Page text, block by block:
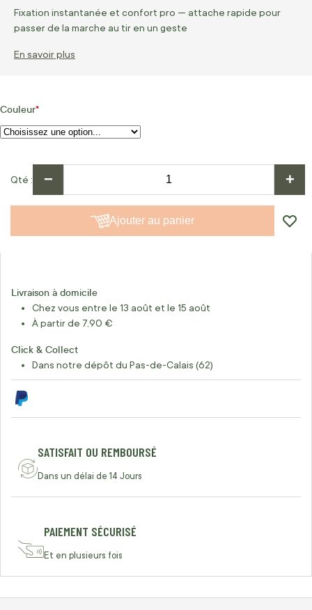
Fixation instantanée et confort pro — attache rapide pour
passer de la marche au tir en un geste
En savoir plus
Couleur
Qté − +
Ajouter au panier
Livraison à domicile
Chez vous entre le 13 août et le 15 août
À partir de 7,90 €
Click & Collect
Dans notre dépôt du Pas-de-Calais (62)
SATISFAIT OU REMBOURSÉ
Dans un délai de 14 Jours
PAIEMENT SÉCURISÉ
Et en plusieurs fois